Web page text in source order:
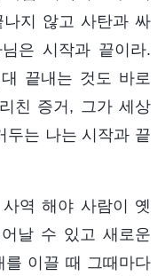
지 않고 사탄과 싸
은 시작과 끝이라.
끝내는 것도 바로
친 증거, 그가 세상
두는 나는 시작과 끝
역 해야 사람이 옛
날 수 있고 새로운
를 이끌 때 그때마다